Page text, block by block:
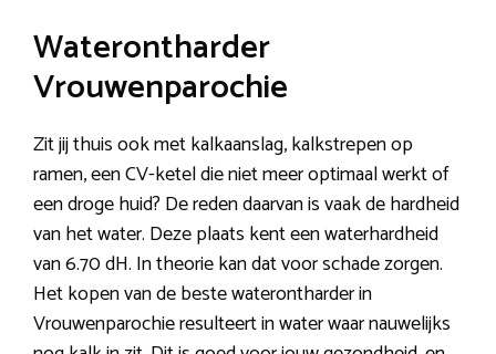
Waterontharder
Vrouwenparochie
Zit jij thuis ook met kalkaanslag, kalkstrepen op
ramen, een CV-ketel die niet meer optimaal werkt of
een droge huid? De reden daarvan is vaak de hardheid
van het water. Deze plaats kent een waterhardheid
van 6.70 dH. In theorie kan dat voor schade zorgen.
Het kopen van de beste waterontharder in
Vrouwenparochie resulteert in water waar nauwelijks